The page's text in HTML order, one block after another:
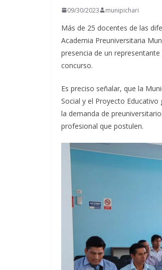
09/30/2023 munipichari
Más de 25 docentes de las
Academia Preuniversitaria
presencia de un
concurso.
Es preciso señalar, que la
Social y el Proyecto
la demanda de
profesional que postulen.